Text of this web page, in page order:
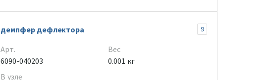
демпфер дефлектора 9
Арт.
6090-040203
В узле
Вес
0.001 кг